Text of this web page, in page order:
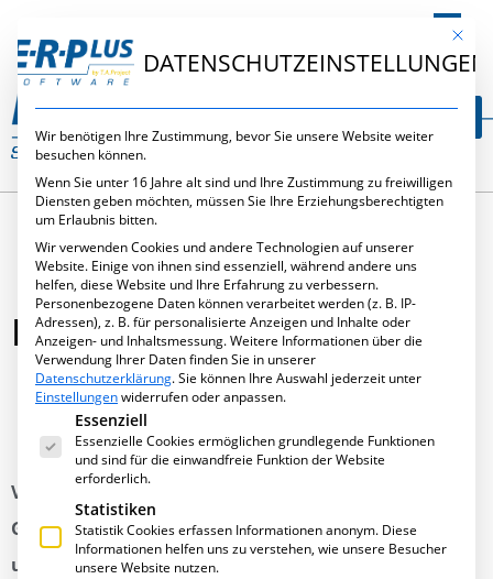
DE
FRONTALE 2012
Vom
Gemeinschaftsmessestand mit CAD-PLAN, Orgadata
und Soft-Ing-Team aus.
Mit
DATENSCHUTZEINSTELLUNGEN
Wir benötigen Ihre Zustimmung, bevor Sie unsere Website weiter
besuchen können.
Wenn Sie unter 16 Jahre alt sind und Ihre Zustimmung zu freiwilligen
Diensten geben möchten, müssen Sie Ihre Erziehungsberechtigten
um Erlaubnis bitten.
Wir verwenden Cookies und andere Technologien auf unserer
Website. Einige von ihnen sind essenziell, während andere uns
helfen, diese Website und Ihre Erfahrung zu verbessern.
Personenbezogene Daten können verarbeitet werden (z. B. IP-
Adressen), z. B. für personalisierte Anzeigen und Inhalte oder
Anzeigen- und Inhaltsmessung.Weitere Informationen über die
Verwendung Ihrer Daten finden Sie in unserer
Datenschutzerklärung.Sie können Ihre Auswahl jederzeit unter
Einstellungenwiderrufen oder anpassen.
Es folgt eine Liste der Service-Gruppen, für die eine
Essenziell
Essenzielle Cookies ermöglichen grundlegende Funktionen
und sind für die einwandfreie Funktion der Website
erforderlich.
Statistiken
Statistik Cookies erfassen Informationen anonym. Diese
Informationen helfen uns zu verstehen, wie unsere Besucher
unsere Website nutzen.